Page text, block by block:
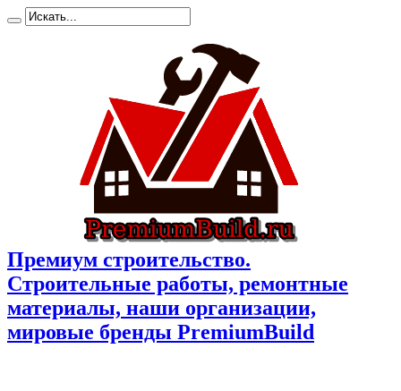
Премиум cтроительство.
Cтроительные работы, ремонтные
материалы, наши организации,
мировые бренды PremiumBuild